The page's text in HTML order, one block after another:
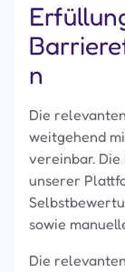
n
Die
weitgehend
vereinbar.
unserer
sowie
Die